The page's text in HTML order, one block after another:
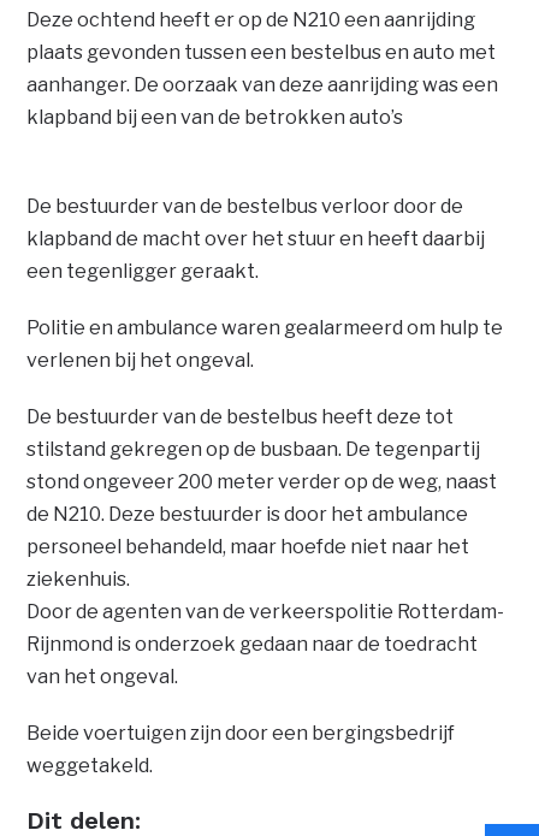
Deze ochtend heeft er op de N210 een aanrijding
plaats gevonden tussen een bestelbus en auto met
aanhanger. De oorzaak van deze aanrijding was een
klapband bij een van de betrokken auto’s
De bestuurder van de bestelbus verloor door de
klapband de macht over het stuur en heeft daarbij
een tegenligger geraakt.
Politie en ambulance waren gealarmeerd om hulp te
verlenen bij het ongeval.
De bestuurder van de bestelbus heeft deze tot
stilstand gekregen op de busbaan. De tegenpartij
stond ongeveer 200 meter verder op de weg, naast
de N210. Deze bestuurder is door het ambulance
personeel behandeld, maar hoefde niet naar het
ziekenhuis.
Door de agenten van de verkeerspolitie Rotterdam-
Rijnmond is onderzoek gedaan naar de toedracht
van het ongeval.
Beide voertuigen zijn door een bergingsbedrijf
weggetakeld.
Dit delen: